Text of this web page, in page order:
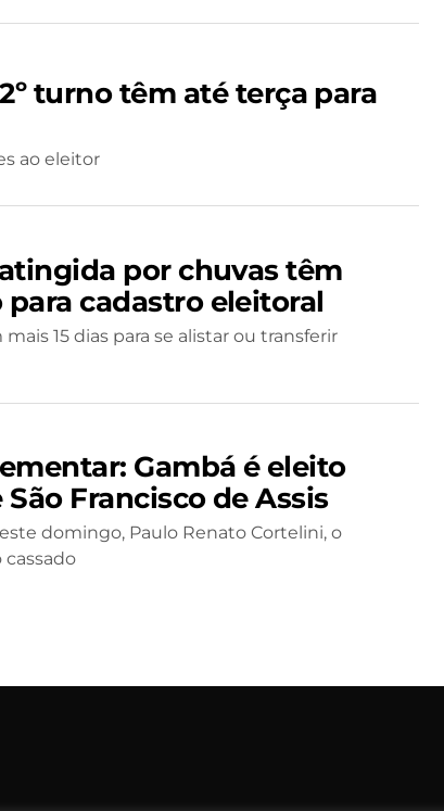
turno têm até terça para
ao eleitor
por chuvas têm
para cadastro eleitoral
15 dias para se alistar ou transferir
Gambá é eleito
Francisco de Assis
domingo, Paulo Renato Cortelini, o
cassado